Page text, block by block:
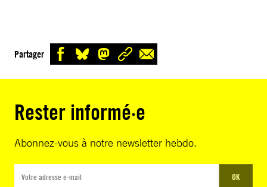
Partager
Rester informé·e
Abonnez-vous à notre newsletter hebdo.
OK